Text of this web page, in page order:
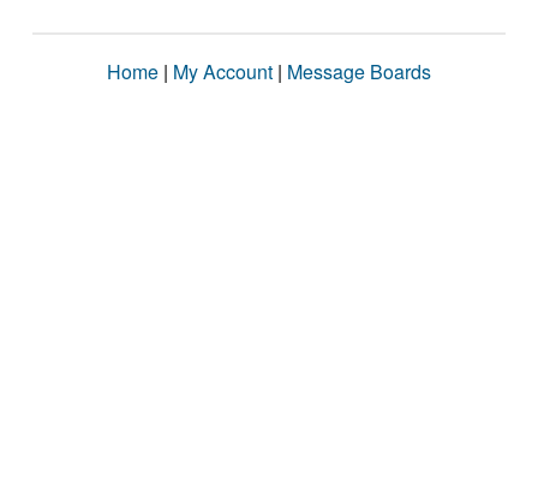
Home | My Account | Message Boards